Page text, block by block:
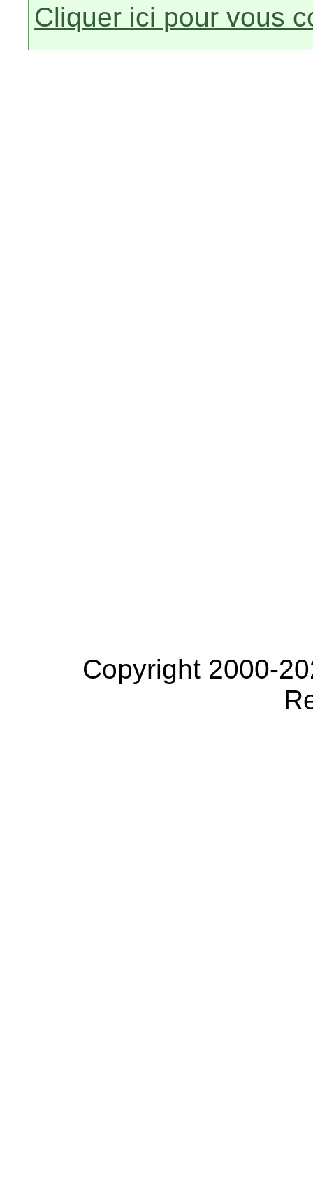
Cliquer ici pour vous
Copyright 2000-